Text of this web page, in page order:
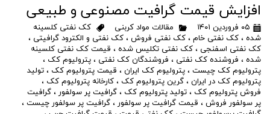
افزایش قیمت گرافیت مصنوعی و طبیعی
۰۵ فروردین ۱۴۰۱ مقالات مواد کربنی
کک نفتی کلسینه
شده ، کک نفتی خام ، کک نفتی فروش ، کک نفتی و الکترود گرافیتی ،
کک نفتی اسفنجی ، کک نفتی تکلیس شده ، قیمت کک نفتی کلسینه
شده ، فروشنده کک نفتی ، فروشندگان کک نفتی ، پترولیوم کک ،
پترولیوم کک چیست ، پترولیوم کک ایران ، قیمت پترولیوم کک ، تولید
پترولیوم کک در ایران ، گرین پترولیوم کک ، کارخانه پترولیوم کک ،
فروش پترولیوم کک ، تولید پترولیوم کک ، گرافیت پر سولفور ، گرافیت
پر سولفور فروش ، قیمت گرافیت پر سولفور ، گرافیت پر سولفور چیست ،